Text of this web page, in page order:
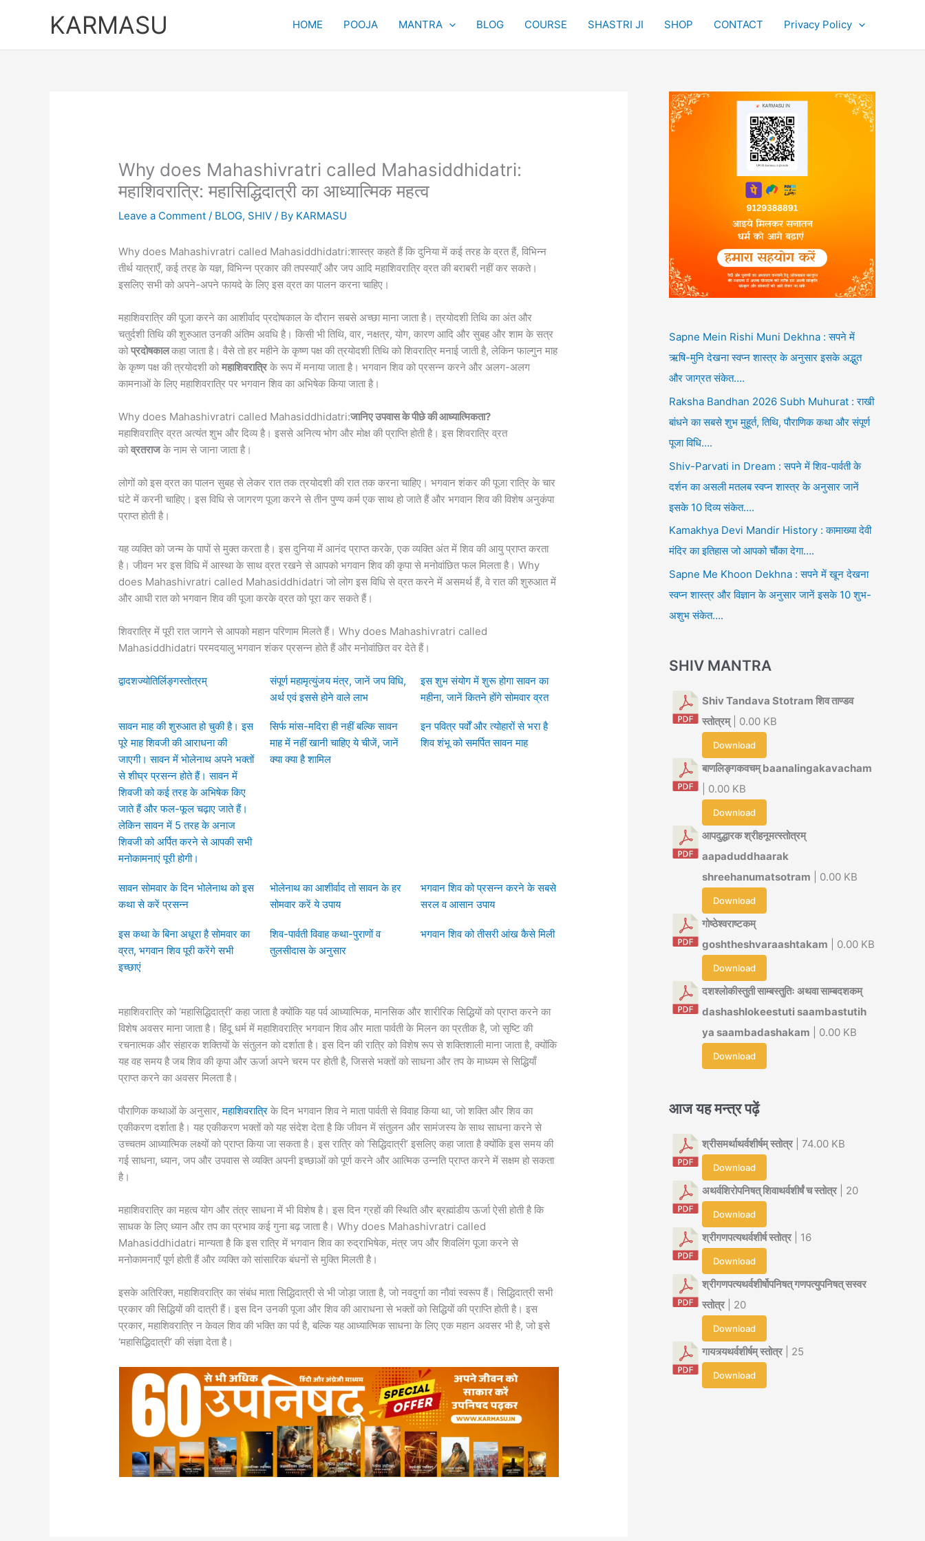
KARMASU HOME POOJA MANTRA BLOG COURSE SHASTRI JI SHOP CONTACT Privacy Policy
Why does Mahashivratri called Mahasiddhidatri:
महाशिवरात्रि: महासिद्धिदात्री का आध्यात्मिक महत्व
Leave a Comment / BLOG, SHIV / By KARMASU
Why does Mahashivratri called Mahasiddhidatri:शास्त्र कहते हैं कि दुनिया में कई तरह के व्रत हैं, विभिन्न
तीर्थ यात्राएँ, कई तरह के यज्ञ, विभिन्न प्रकार की तपस्याएँ और जप आदि महाशिवरात्रि व्रत की बराबरी नहीं कर सकते।
इसलिए सभी को अपने-अपने फायदे के लिए इस व्रत का पालन करना चाहिए।
महाशिवरात्रि की पूजा करने का आशीर्वाद प्रदोषकाल के दौरान सबसे अच्छा माना जाता है। त्रयोदशी तिथि का अंत और
चतुर्दशी तिथि की शुरुआत उनकी अंतिम अवधि है। किसी भी तिथि, वार, नक्षत्र, योग, कारण आदि और सुबह और शाम के सत्र
कोप्रदोषकालकहा जाता है। वैसे तो हर महीने के कृष्ण पक्ष की त्रयोदशी तिथि को शिवरात्रि मनाई जाती है, लेकिन फाल्गुन माह
के कृष्ण पक्ष की त्रयोदशी कोमहाशिवरात्रिके रूप में मनाया जाता है। भगवान शिव को प्रसन्न करने और अलग-अलग
कामनाओं के लिए महाशिवरात्रि पर भगवान शिव का अभिषेक किया जाता है।
Why does Mahashivratri called Mahasiddhidatri:जानिए उपवास के पीछे की आध्यात्मिकता?
महाशिवरात्रि व्रत अत्यंत शुभ और दिव्य है। इससे अनित्य भोग और मोक्ष की प्राप्ति होती है। इस शिवरात्रि व्रत
कोव्रतराजके नाम से जाना जाता है।
लोगों को इस व्रत का पालन सुबह से लेकर रात तक त्रयोदशी की रात तक करना चाहिए। भगवान शंकर की पूजा रात्रि के चार
घंटे में करनी चाहिए। इस विधि से जागरण पूजा करने से तीन पुण्य कर्म एक साथ हो जाते हैं और भगवान शिव की विशेष अनुकंपा
प्राप्त होती है।
यह व्यक्ति को जन्म के पापों से मुक्त करता है। इस दुनिया में आनंद प्राप्त करके, एक व्यक्ति अंत में शिव की आयु प्राप्त करता
है। जीवन भर इस विधि में आस्था के साथ व्रत रखने से आपको भगवान शिव की कृपा से मनोवांछित फल मिलता है। Why
does Mahashivratri called Mahasiddhidatri जो लोग इस विधि से व्रत करने में असमर्थ हैं, वे रात की शुरुआत में
और आधी रात को भगवान शिव की पूजा करके व्रत को पूरा कर सकते हैं।
शिवरात्रि में पूरी रात जागने से आपको महान परिणाम मिलते हैं। Why does Mahashivratri called
Mahasiddhidatri परमदयालु भगवान शंकर प्रसन्न होते हैं और मनोवांछित वर देते हैं।
द्वादशज्योतिर्लिङ्गस्तोत्रम्
संपूर्ण महामृत्युंजय मंत्र, जानें जप विधि,
अर्थ एवं इससे होने वाले लाभ
इस शुभ संयोग में शुरू होगा सावन का
महीना, जानें कितने होंगे सोमवार व्रत
सावन माह की शुरुआत हो चुकी है। इस
पूरे माह शिवजी की आराधना की
जाएगी। सावन में भोलेनाथ अपने भक्तों
से शीघ्र प्रसन्न होते हैं। सावन में
शिवजी को कई तरह के अभिषेक किए
जाते हैं और फल-फूल चढ़ाए जाते हैं।
लेकिन सावन में 5 तरह के अनाज
शिवजी को अर्पित करने से आपकी सभी
मनोकामनाएं पूरी होगी।
सिर्फ मांस-मदिरा ही नहीं बल्कि सावन
माह में नहीं खानी चाहिए ये चीजें, जानें
क्या क्या है शामिल
इन पवित्र पर्वों और त्योहारों से भरा है
शिव शंभू को समर्पित सावन माह
सावन सोमवार के दिन भोलेनाथ को इस
कथा से करें प्रसन्‍न
भोलेनाथ का आशीर्वाद तो सावन के हर
सोमवार करें ये उपाय
भगवान शिव को प्रसन्न करने के सबसे
सरल व आसान उपाय
इस कथा के बिना अधूरा है सोमवार का
व्रत, भगवान शिव पूरी करेंगे सभी
इच्छाएं
शिव-पार्वती विवाह कथा-पुराणों व
तुलसीदास के अनुसार
भगवान शिव को तीसरी आंख कैसे मिली
महाशिवरात्रि को ‘महासिद्धिदात्री’ कहा जाता है क्योंकि यह पर्व आध्यात्मिक, मानसिक और शारीरिक सिद्धियों को प्राप्त करने का
विशेष अवसर माना जाता है। हिंदू धर्म में महाशिवरात्रि भगवान शिव और माता पार्वती के मिलन का प्रतीक है, जो सृष्टि की
रचनात्मक और संहारक शक्तियों के संतुलन को दर्शाता है। इस दिन की रात्रि को विशेष रूप से शक्तिशाली माना जाता है, क्योंकि
यह वह समय है जब शिव की कृपा और ऊर्जा अपने चरम पर होती है, जिससे भक्तों को साधना और तप के माध्यम से सिद्धियाँ
प्राप्त करने का अवसर मिलता है।
पौराणिक कथाओं के अनुसार,महाशिवरात्रिके दिन भगवान शिव ने माता पार्वती से विवाह किया था, जो शक्ति और शिव का
एकीकरण दर्शाता है। यह एकीकरण भक्तों को यह संदेश देता है कि जीवन में संतुलन और सामंजस्य के साथ साधना करने से
उच्चतम आध्यात्मिक लक्ष्यों को प्राप्त किया जा सकता है। इस रात्रि को ‘सिद्धिदात्री’ इसलिए कहा जाता है क्योंकि इस समय की
गई साधना, ध्यान, जप और उपवास से व्यक्ति अपनी इच्छाओं को पूर्ण करने और आत्मिक उन्नति प्राप्त करने में सक्षम हो सकता
है।
महाशिवरात्रि का महत्व योग और तंत्र साधना में भी विशेष है। इस दिन ग्रहों की स्थिति और ब्रह्मांडीय ऊर्जा ऐसी होती है कि
साधक के लिए ध्यान और तप का प्रभाव कई गुना बढ़ जाता है। Why does Mahashivratri called
Mahasiddhidatri मान्यता है कि इस रात्रि में भगवान शिव का रुद्राभिषेक, मंत्र जप और शिवलिंग पूजा करने से
मनोकामनाएँ पूर्ण होती हैं और व्यक्ति को सांसारिक बंधनों से मुक्ति मिलती है।
इसके अतिरिक्त, महाशिवरात्रि का संबंध माता सिद्धिदात्री से भी जोड़ा जाता है, जो नवदुर्गा का नौवां स्वरूप हैं। सिद्धिदात्री सभी
प्रकार की सिद्धियों की दात्री हैं। इस दिन उनकी पूजा और शिव की आराधना से भक्तों को सिद्धियों की प्राप्ति होती है। इस
प्रकार, महाशिवरात्रि न केवल शिव की भक्ति का पर्व है, बल्कि यह आध्यात्मिक साधना के लिए एक महान अवसर भी है, जो इसे
‘महासिद्धिदात्री’ की संज्ञा देता है।
Sapne Mein Rishi Muni Dekhna : सपने में
ऋषि-मुनि देखना स्वप्न शास्त्र के अनुसार इसके अद्भुत
और जाग्रत संकेत….
Raksha Bandhan 2026 Subh Muhurat : राखी
बांधने का सबसे शुभ मुहूर्त, तिथि, पौराणिक कथा और संपूर्ण
पूजा विधि….
Shiv-Parvati in Dream : सपने में शिव-पार्वती के
दर्शन का असली मतलब स्वप्न शास्त्र के अनुसार जानें
इसके 10 दिव्य संकेत….
Kamakhya Devi Mandir History : कामाख्या देवी
मंदिर का इतिहास जो आपको चौंका देगा….
Sapne Me Khoon Dekhna : सपने में खून देखना
स्वप्न शास्त्र और विज्ञान के अनुसार जानें इसके 10 शुभ-
अशुभ संकेत….
SHIV MANTRA
Shiv Tandava Stotram शिव ताण्डव
स्तोत्रम्| 0.00 KB
Download
बाणलिङ्गकवचम् baanalingakavacham
| 0.00 KB
Download
आपदुद्धारक श्रीहनूमत्स्तोत्रम्
aapaduddhaarak
shreehanumatsotram | 0.00 KB
Download
गोष्ठेश्वराष्टकम्
goshtheshvaraashtakam | 0.00 KB
Download
दशश्लोकीस्तुती साम्बस्तुतिः अथवा साम्बदशकम्
dashashlokeestuti saambastutih
ya saambadashakam | 0.00 KB
Download
आज यह मन्त्र पढ़ें
श्रीसमर्थाथर्वशीर्षम् स्तोत्र| 74.00 KB
Download
अथर्वशिरोपनिषत् शिवाथर्वशीर्षं च स्तोत्र| 20
Download
श्रीगणपत्यथर्वशीर्ष स्तोत्र| 16
Download
श्रीगणपत्यथर्वशीर्षोपनिषत् गणपत्युपनिषत् सस्वर
स्तोत्र| 20
Download
गायत्र्यथर्वशीर्षम् स्तोत्र| 25
Download